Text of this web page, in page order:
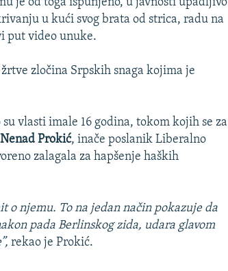
u kući svog brata od strica, radu na
put video unuke.
zločina Srpskih snaga kojima je
vlasti imale 16 godina, tokom kojih se za
Nenad Prokić, inače poslanik Liberalno
zalagala za hapšenje haških
o njemu. To na jedan način pokazuje da
pada Berlinskog zida, udara glavom
rekao je Prokić.